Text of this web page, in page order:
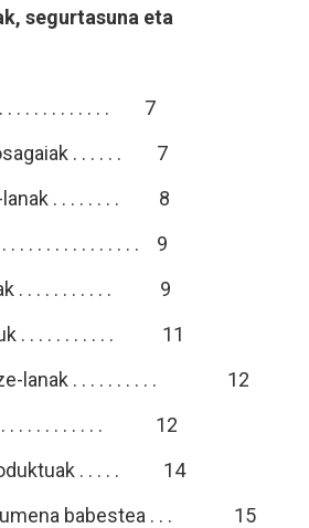
segurtasuna eta
. . . . . . . . . . . . . 7
. . . . . . 7
lanak . . . . . . . . 8
. . . . . . . . . . . . . . 9
. . . . . . . . . . . 9
. . . . . . . . . . . 11
lanak . . . . . . . . . . 12
. . . . . . . . . . . . . 12
. . . . . 14
babestea . . . 15